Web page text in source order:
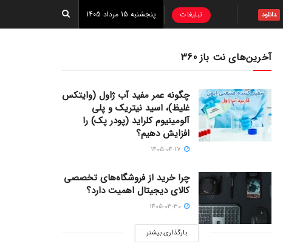
دانلود تبلیغات پنجشنبه 15 مرداد 1405
آخرین‌های نت باز 360
چگونه عمر مفید آب ژاول (وایتکس
غلیظ)، اسید نیتریک و پلی
آلومینیوم کلراید (پودر پک) را
افزایش دهیم؟
چرا خرید از فروشگاه‌های تخصصی
کالای دیجیتال اهمیت دارد؟
بارگذاری بیشتر